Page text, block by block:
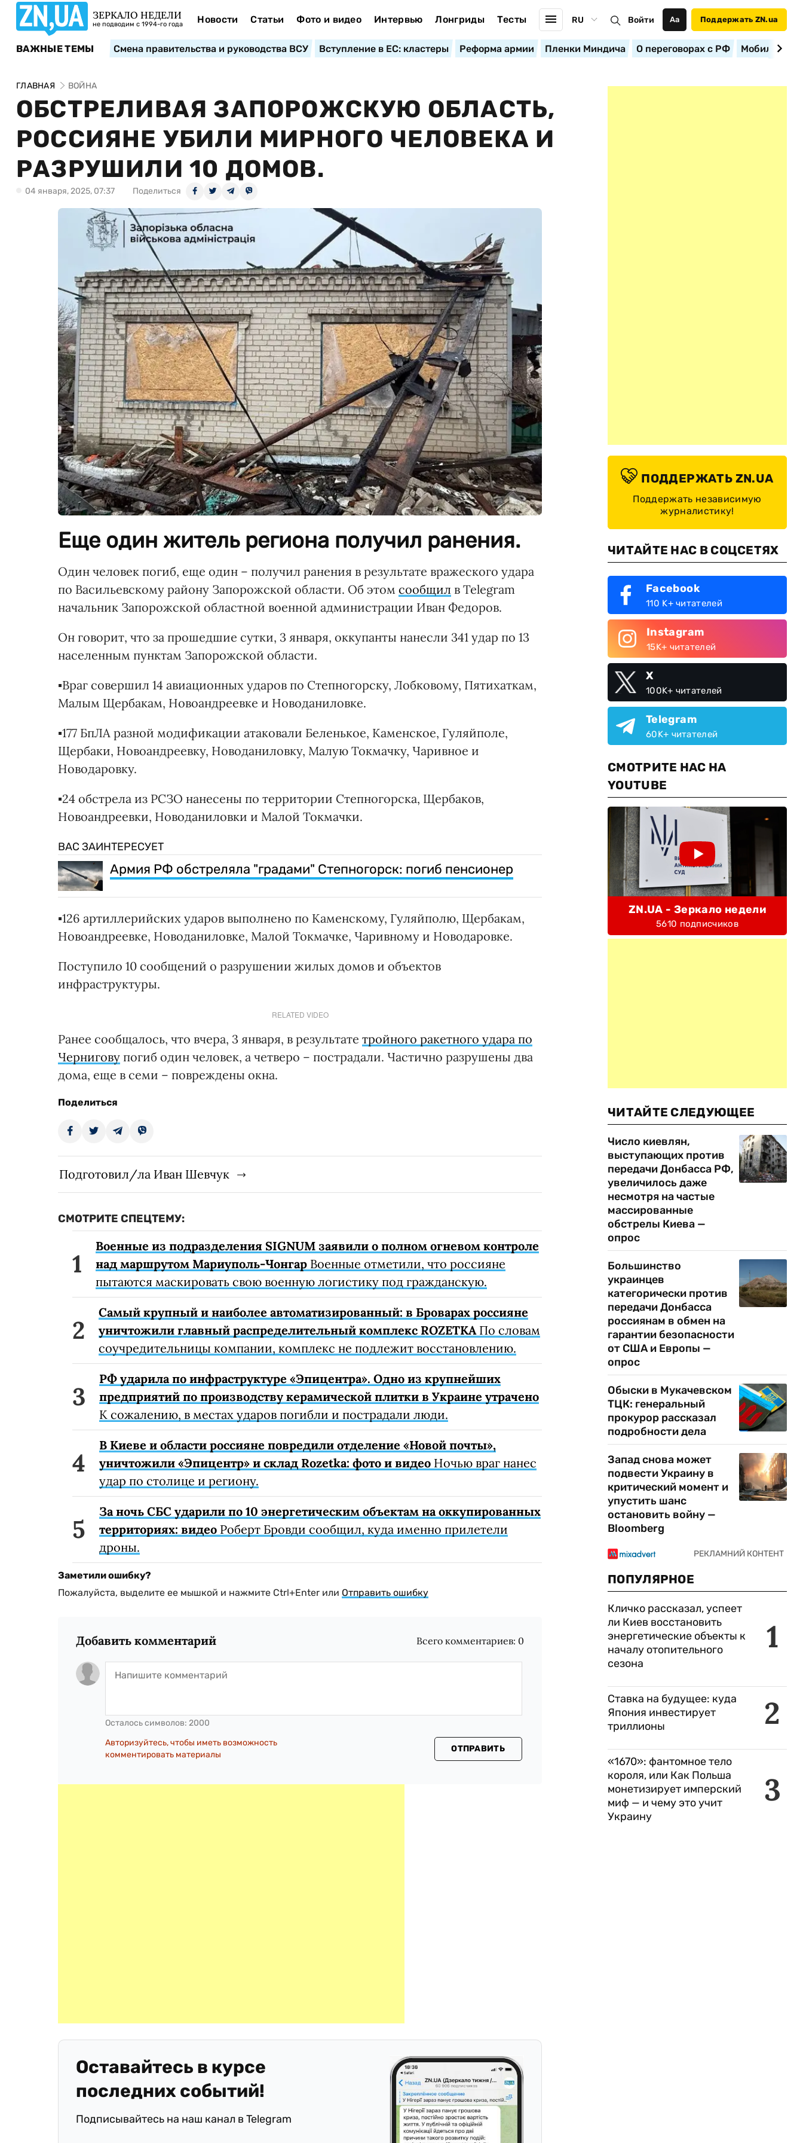
ЗЕРКАЛО НЕДЕЛИ
не подводим с 1994-го года Новости Статьи Фото и видео Интервью Лонгриды Тесты RU Войти Аа Поддержать ZN.ua
ВАЖНЫЕ ТЕМЫ Смена правительства и руководства ВСУ Вступление в ЕС: кластеры Реформа армии Пленки Миндича О переговорах с РФ
ГЛАВНАЯ ВОЙНА
ОБСТРЕЛИВАЯ ЗАПОРОЖСКУЮ ОБЛАСТЬ,
РОССИЯНЕ УБИЛИ МИРНОГО ЧЕЛОВЕКА И
РАЗРУШИЛИ 10 ДОМОВ.
04 января, 2025, 07:37 Поделиться
Еще один житель региона получил ранения.
Один человек погиб, еще один – получил ранения в результате вражеского удара
по Васильевскому району Запорожской области. Об этом сообщил в Telegram
начальник Запорожской областной военной администрации Иван Федоров.
Он говорит, что за прошедшие сутки, 3 января, оккупанты нанесли 341 удар по 13
населенным пунктам Запорожской области.
▪️Враг совершил 14 авиационных ударов по Степногорску, Лобковому, Пятихаткам,
Малым Щербакам, Новоандреевке и Новоданиловке.
▪️177 БпЛА разной модификации атаковали Беленькое, Каменское, Гуляйполе,
Щербаки, Новоандреевку, Новоданиловку, Малую Токмачку, Чаривное и
Новодаровку.
▪️24 обстрела из РСЗО нанесены по территории Степногорска, Щербаков,
Новоандреевки, Новоданиловки и Малой Токмачки.
ВАС ЗАИНТЕРЕСУЕТ
Армия РФ обстреляла "градами" Степногорск: погиб пенсионер
▪️126 артиллерийских ударов выполнено по Каменскому, Гуляйполю, Щербакам,
Новоандреевке, Новоданиловке, Малой Токмачке, Чаривному и Новодаровке.
Поступило 10 сообщений о разрушении жилых домов и объектов
инфраструктуры.
RELATED VIDEO
Ранее сообщалось, что вчера, 3 января, в результате тройного ракетного удара по
Чернигову погиб один человек, а четверо – пострадали. Частично разрушены два
дома, еще в семи – повреждены окна.
Поделиться
Подготовил/ла Иван Шевчук
СМОТРИТЕ СПЕЦТЕМУ:
Военные из подразделения SIGNUM заявили о полном огневом контроле
над маршрутом Мариуполь-Чонгар Военные отметили, что россияне
пытаются маскировать свою военную логистику под гражданскую.
Самый крупный и наиболее автоматизированный: в Броварах россияне
уничтожили главный распределительный комплекс ROZETKAПо словам
соучредительницы компании, комплекс не подлежит восстановлению.
РФ ударила по инфраструктуре «Эпицентра». Одно из крупнейших
предприятий по производству керамической плитки в Украине утрачено
К сожалению, в местах ударов погибли и пострадали люди.
В Киеве и области россияне повредили отделение «Новой почты»,
уничтожили «Эпицентр» и склад Rozetka: фото и видео Ночью враг нанес
удар по столице и региону.
За ночь СБС ударили по 10 энергетическим объектам на оккупированных
территориях: видео Роберт Бровди сообщил, куда именно прилетели
дроны.
Заметили ошибку?
Пожалуйста, выделите ее мышкой и нажмите Ctrl+Enter или Отправить ошибку
Добавить комментарий Всего комментариев: 0
Осталось символов: 2000
Авторизуйтесь, чтобы иметь возможность
комментировать материалы
ОТПРАВИТЬ
Оставайтесь в курсе
последних событий!
Подписывайтесь на наш канал в Telegram
ПОДДЕРЖАТЬ ZN.UA
Поддержать независимую
журналистику!
ЧИТАЙТЕ НАС В СОЦСЕТЯХ
Facebook
110 K+ читателей
Instagram
15K+ читателей
X
100K+ читателей
Telegram
60K+ читателей
СМОТРИТЕ НАС НА
YOUTUBE
ZN.UA - Зеркало недели
5610 подписчиков
ЧИТАЙТЕ СЛЕДУЮЩЕЕ
Число киевлян,
выступающих против
передачи Донбасса РФ,
увеличилось даже
несмотря на частые
массированные
обстрелы Киева —
опрос
Большинство
украинцев
категорически против
передачи Донбасса
россиянам в обмен на
гарантии безопасности
от США и Европы —
опрос
Обыски в Мукачевском
ТЦК: генеральный
прокурор рассказал
подробности дела
Запад снова может
подвести Украину в
критический момент и
упустить шанс
остановить войну —
Bloomberg
ПОПУЛЯРНОЕ
1
Кличко рассказал, успеет
ли Киев восстановить
энергетические объекты к
началу отопительного
сезона
2
Ставка на будущее: куда
Япония инвестирует
триллионы
3
«1670»: фантомное тело
короля, или Как Польша
монетизирует имперский
миф — и чему это учит
Украину